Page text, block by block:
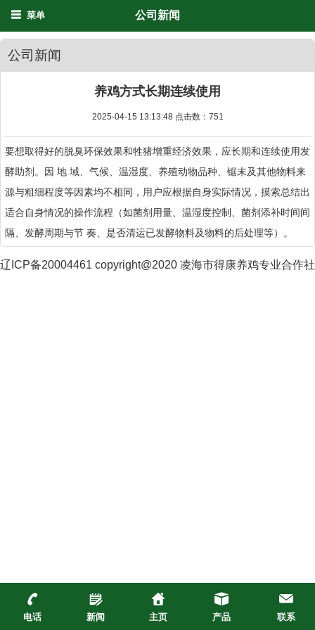
公司新闻
菜单
公司新闻
养鸡方式长期连续使用
2025-04-15 13:13:48 点击数： 751
要想取得好的脱臭环保效果和牲猪增重经济效果，应长期和连续使用发
酵助剂。因 地 域、气候、温湿度、养殖动物品种、锯末及其他物料来
源与粗细程度等因素均不相同，用户应根据自身实际情况，摸索总结出
适合自身情况的操作流程（如菌剂用量、温湿度控制、菌剂添补时间间
隔、发酵周期与节 奏、是否清运已发酵物料及物料的后处理等）。
辽ICP备20004461 copyright@2020 凌海市得康养鸡专业合作社
电话 新闻 主页 产品 联系